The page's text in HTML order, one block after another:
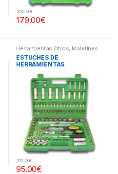
179.00€
320.00€
Herramientas Otros, Maletines
Herramientas, Extractores,
Compresímetros, otros
ESTUCHES DE
HERRAMIENTAS
95.00€
112.00€